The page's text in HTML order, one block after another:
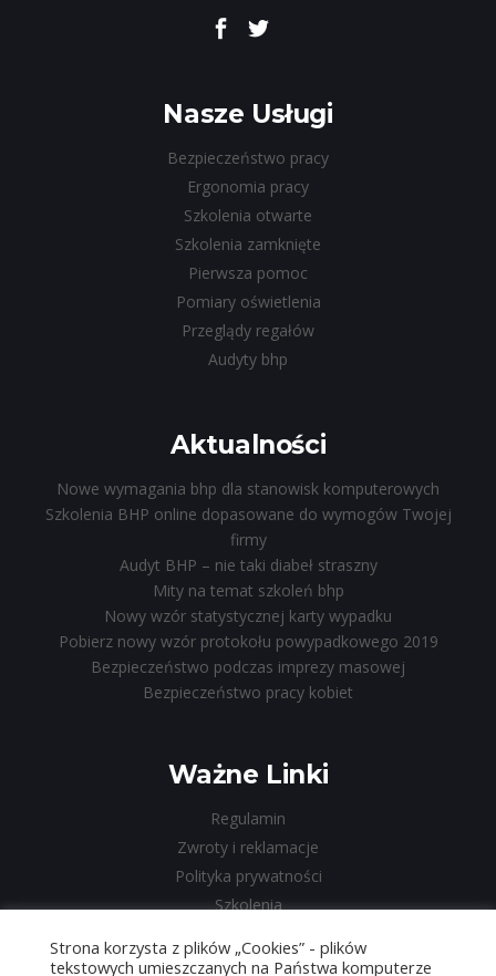
Nasze Usługi
Bezpieczeństwo pracy
Ergonomia pracy
Szkolenia otwarte
Szkolenia zamknięte
Pierwsza pomoc
Pomiary oświetlenia
Przeglądy regałów
Audyty bhp
Aktualności
Nowe wymagania bhp dla stanowisk komputerowych
Szkolenia BHP online dopasowane do wymogów Twojej
firmy
Audyt BHP – nie taki diabeł straszny
Mity na temat szkoleń bhp
Nowy wzór statystycznej karty wypadku
Pobierz nowy wzór protokołu powypadkowego 2019
Bezpieczeństwo podczas imprezy masowej
Bezpieczeństwo pracy kobiet
Ważne Linki
Regulamin
Zwroty i reklamacje
Polityka prywatności
Szkolenia
O Nas
Strona korzysta z plików „Cookies” - plików
tekstowych umieszczanych na Państwa komputerze